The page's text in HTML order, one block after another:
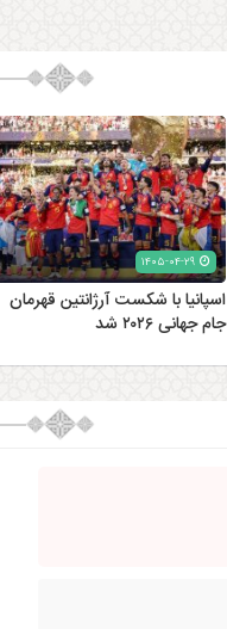
اسپانیا با شکست آرژانتین قهرمان
جام جهانی ۲۰۲۶ شد